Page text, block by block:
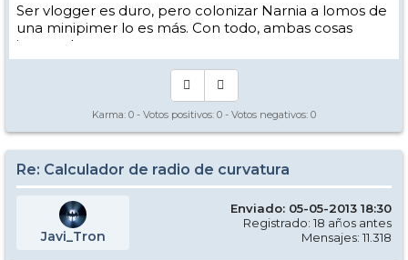
Ser vlogger es duro, pero colonizar Narnia a lomos de
una minipimer lo es más. Con todo, ambas cosas
intento hacer.
Yo hago esquí extremo : voy de extremo a extremo
Los caminos del esquí son inescrotables ...
Karma: 0 - Votos positivos: 0 - Votos negativos: 0
Re: Calculador de radio de curvatura
Javi_Tron
Enviado: 05-05-2013 18:30
Registrado: 18 años antes
Mensajes: 11.318